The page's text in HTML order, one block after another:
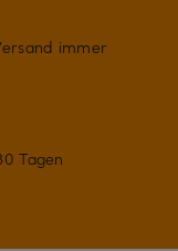
immer
Tagen